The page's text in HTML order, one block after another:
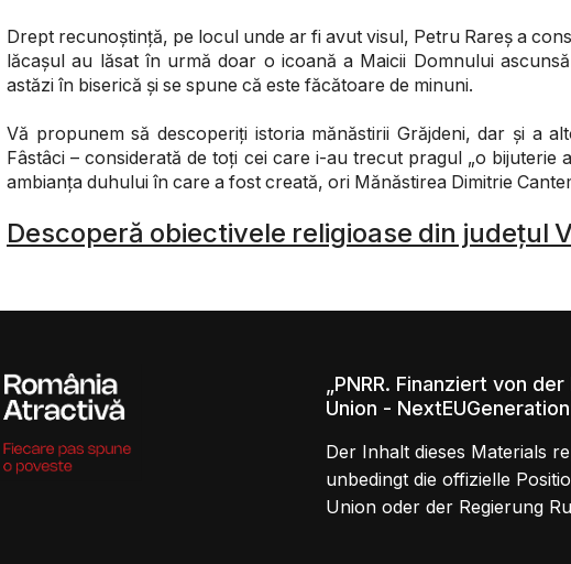
Drept recunoștință, pe locul unde ar fi avut visul, Petru Rareș a
lăcașul au lăsat în urmă doar o icoană a Maicii Domnului
astăzi în biserică și se spune că este făcătoare de minuni.
Vă propunem să descoperiți istoria mănăstirii Grăjdeni, dar și a
Fâstâci – considerată de toți cei care i-au trecut pragul „o bijuterie
ambianța duhului în care a fost creată, ori Mănăstirea Dimitrie
Descoperă obiectivele religioase din județul
„PNRR. Finanziert von
Union -
Der Inhalt dieses Materials
unbedingt die offizielle
Union oder der Regierung